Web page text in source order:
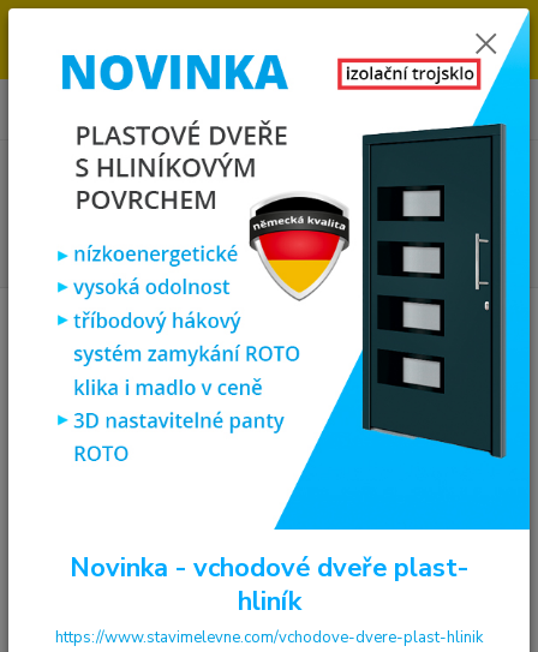
OBJEDNÁVKOU. MÁME 7 000 OKEN A DVEŘÍ SKLADEM U NÁS V
KLATOVECH.
0
0,00 Kč
Plastová okna
plastové okno sklepní 40x50 cm, sklopné, bílé,
PREMIUM 7000
plastové okno sklepní 40x50 cm,
sklopné, bílé, PREMIUM 7000
Novinka - vchodové dveře plast-
hliník
https://www.stavimelevne.com/vchodove-dvere-plast-hlinik